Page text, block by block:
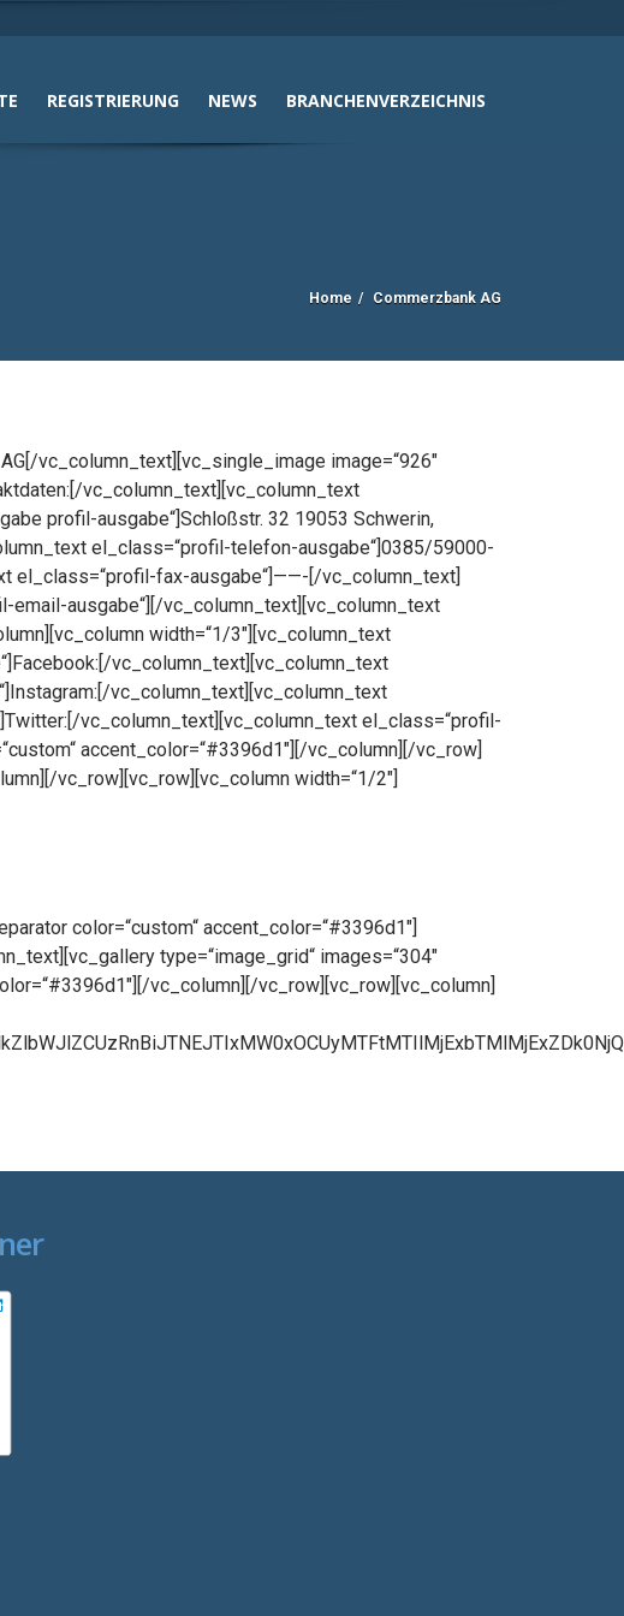
REGISTRIERUNG NEWS BRANCHENVERZEICHNIS
Home Commerzbank AG
vc_column_text][vc_single_image image=“926″
vc_column_text][vc_column_text
profil-ausgabe“]Schloßstr. 32 19053 Schwerin,
el_class=“profil-telefon-ausgabe“]0385/59000-
el_class=“profil-fax-ausgabe“]——-[/vc_column_text]
email-ausgabe“][/vc_column_text][vc_column_text
width=“1/3″][vc_column_text
vc_column_text][vc_column_text
vc_column_text][vc_column_text
vc_column_text][vc_column_text el_class=“profil-
accent_color=“#3396d1″][/vc_column][/vc_row]
vc_row][vc_row][vc_column width=“1/2″]
color=“custom“ accent_color=“#3396d1″]
type=“image_grid“ images=“304″
vc_column][/vc_row][vc_row][vc_column]